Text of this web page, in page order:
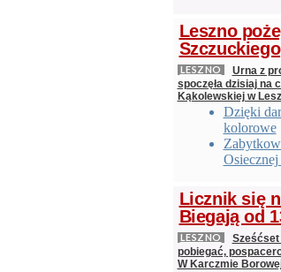
Leszno
Szczuckiego
LESZNO
Urna z
spoczęła dzisiaj na
Kąkolewskiej w
Dzięki
kolorowe
Licznik się
Biegają od
LESZNO
pobiegać,
W Karczmie